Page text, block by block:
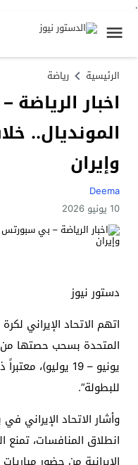
.
الرئيسية رياضة
اخبار
المونديال..
وإيران
Deema
10 يونيو 2026
دستور نيوز
اتهم الاتحاد الإيراني لكرة
يونيو – 19
للبطولة”.
وأشار الاتحاد الإيراني
انطلاق المنافسات، تمنع